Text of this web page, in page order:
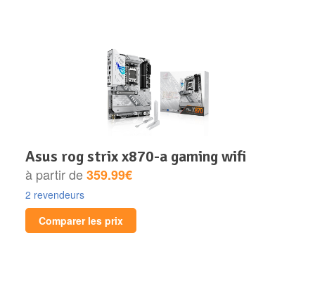
asus rog strix x870-a gaming wifi
à partir de359.99€
2 revendeurs
Comparer les prix